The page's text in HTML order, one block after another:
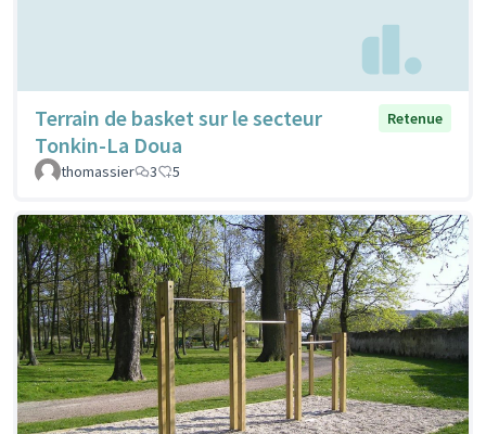
Terrain de basket sur le secteur
Tonkin-La Doua
Retenue
thomassier 3 5